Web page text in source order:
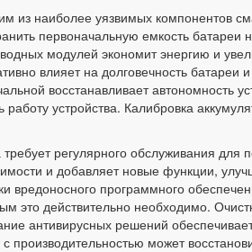
из наиболее уязвимых
первоначальную емкость
модулей экономит энергию и
влияет на долговечность
восстанавливает автономность
работу устройства. Калибровка
регулярного обслуживания
и добавляет новые функции,
вредоносного программного
это действительно необходимо.
антивирусных решений
производительностью может